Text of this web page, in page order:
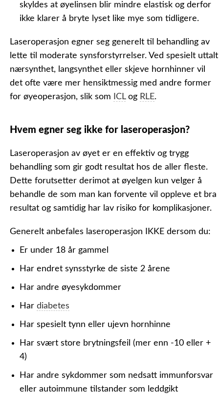
skyldes at øyelinsen blir mindre elastisk og derfor
ikke klarer å bryte lyset like mye som tidligere.
Laseroperasjon egner seg generelt til behandling av
lette til moderate synsforstyrrelser. Ved spesielt uttalt
nærsynthet, langsynthet eller skjeve hornhinner vil
det ofte være mer hensiktmessig med andre former
for øyeoperasjon, slik som
ICLog RLE.
Hvem egner seg ikke for laseroperasjon?
Laseroperasjon av øyet er en effektiv og trygg
behandling som gir godt resultat hos de aller fleste.
Dette forutsetter derimot at øyelgen kun velger å
behandle de som man kan forvente vil oppleve et bra
resultat og samtidig har lav risiko for komplikasjoner.
Generelt anbefales laseroperasjon IKKE dersom du:
Er under 18 år gammel
Har endret synsstyrke de siste 2 årene
Har andre øyesykdommer
Har diabetes
Har spesielt tynn eller ujevn hornhinne
Har svært store brytningsfeil (mer enn -10 eller +
4)
Har andre sykdommer som nedsatt immunforsvar
eller autoimmune tilstander som leddgikt